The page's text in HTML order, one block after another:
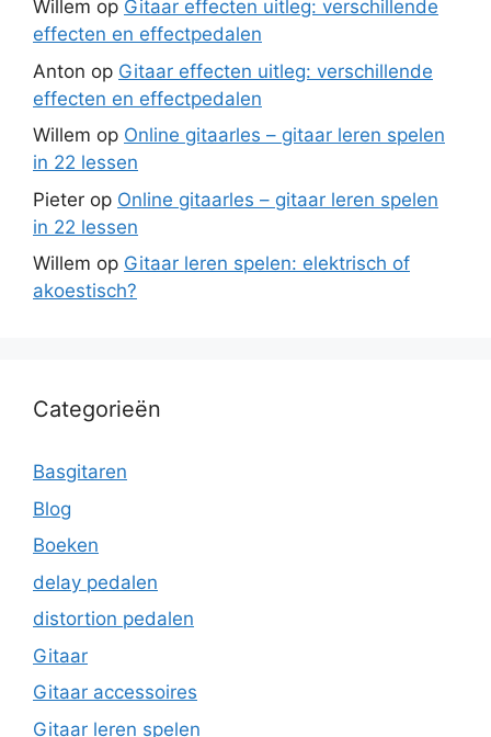
Willem op Gitaar effecten uitleg: verschillende
effecten en effectpedalen
Anton op Gitaar effecten uitleg: verschillende
effecten en effectpedalen
Willem op Online gitaarles – gitaar leren spelen
in 22 lessen
Pieter op Online gitaarles – gitaar leren spelen
in 22 lessen
Willem op Gitaar leren spelen: elektrisch of
akoestisch?
Categorieën
Basgitaren
Blog
Boeken
delay pedalen
distortion pedalen
Gitaar
Gitaar accessoires
Gitaar leren spelen